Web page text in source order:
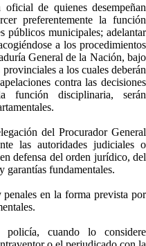
de quienes desempeñan
preferentemente la función
públicos municipales; adelantar
a los procedimientos
General de la Nación, bajo
a los cuales deberán
contra las decisiones
disciplinaria, serán
del Procurador General
las autoridades judiciales o
defensa del orden jurídico, del
garantías fundamentales.
en la forma prevista por
cuando lo considere